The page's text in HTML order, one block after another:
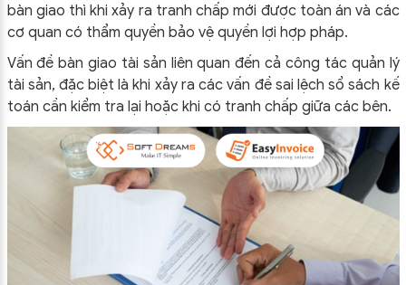
bàn giao thì khi xảy ra tranh chấp mới được toàn án và các
cơ quan có thẩm quyền bảo vệ quyền lợi hợp pháp.
Vấn đề bàn giao tài sản liên quan đến cả công tác quản lý
tài sản, đặc biệt là khi xảy ra các vấn đề sai lệch sổ sách kế
toán cần kiểm tra lại hoặc khi có tranh chấp giữa các bên.